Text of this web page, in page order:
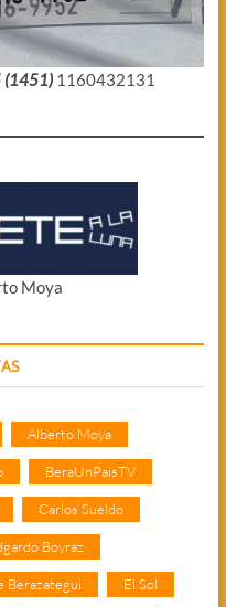
(1451) 1160432131
Moya
Alberto Moya
BeraUnPaisTV
Carlos Sueldo
Boyraz
Berazategui El Sol